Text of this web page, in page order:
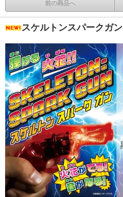
前の商品へ
スケルトンスパークガン